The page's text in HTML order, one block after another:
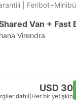
|
Van + Fast
Virendra
USD 30
dahil Her bir yetişkin